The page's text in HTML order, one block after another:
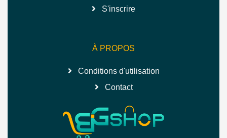
S'inscrire
À PROPOS
Conditions d'utilisation
Contact